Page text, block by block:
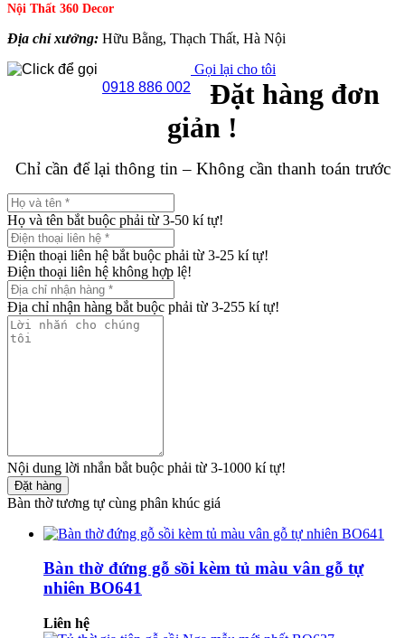
Nội Thất 360 Decor
Địa chỉ xưởng: Hữu Bằng, Thạch Thất, Hà Nội
0918 886 002
Gọi lại cho tôi
Đặt hàng đơn
giản !
Chỉ cần để lại thông tin – Không cần thanh toán trước
Họ và tên bắt buộc phải từ 3-50 kí tự!
Điện thoại liên hệ bắt buộc phải từ 3-25 kí tự!
Điện thoại liên hệ không hợp lệ!
Địa chỉ nhận hàng bắt buộc phải từ 3-255 kí tự!
Nội dung lời nhắn bắt buộc phải từ 3-1000 kí tự!
Đặt hàng
Bàn thờ tương tự cùng phân khúc giá
Bàn thờ đứng gỗ sồi kèm tủ màu vân gỗ tự
nhiên BO641
Liên hệ